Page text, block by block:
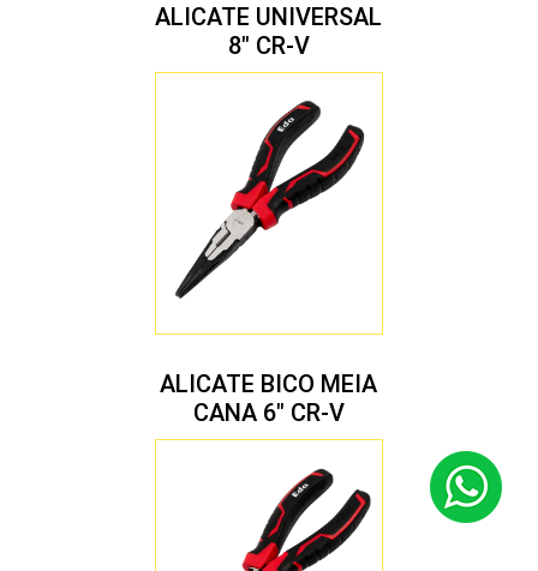
ALICATE UNIVERSAL
8″ CR-V
ALICATE BICO MEIA
CANA 6″ CR-V